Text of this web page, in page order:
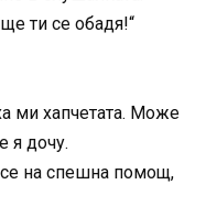
ти се обадя!“
ми хапчетата. Може
я дочу.
на спешна помощ,